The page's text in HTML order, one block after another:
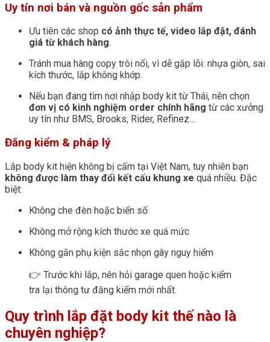
Uy tín nơi bán và nguồn gốc sản phẩm
Ưu tiên các shop có ảnh thực tế, video lắp đặt, đánh
giá từ khách hàng.
Tránh mua hàng copy trôi nổi, vì dễ gặp lỗi: nhựa giòn, sai
kích thước, lắp không khớp.
Nếu bạn đang tìm nơi nhập body kit từ Thái, nên chọn
đơn vị có kinh nghiệm order chính hãng từ các xưởng
uy tín như BMS, Brooks, Rider, Refinez…
Đăng kiểm & pháp lý
Lắp body kit hiện không bị cấm tại Việt Nam, tuy nhiên bạn
không được làm thay đổi kết cấu khung xe quá nhiều. Đặc
biệt:
Không che đèn hoặc biển số
Không mở rộng kích thước xe quá mức
Không gắn phụ kiện sắc nhọn gây nguy hiểm
👉 Trước khi lắp, nên hỏi garage quen hoặc kiểm
tra lại thông tư đăng kiểm mới nhất.
Quy trình lắp đặt body kit thế nào là
chuyên nghiệp?